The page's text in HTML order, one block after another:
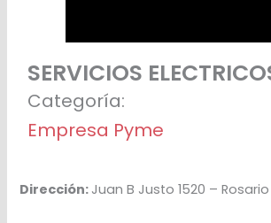
SERVICIOS
Categoría:
Empresa Pyme
Dirección: Juan B Justo 1520 – Rosario